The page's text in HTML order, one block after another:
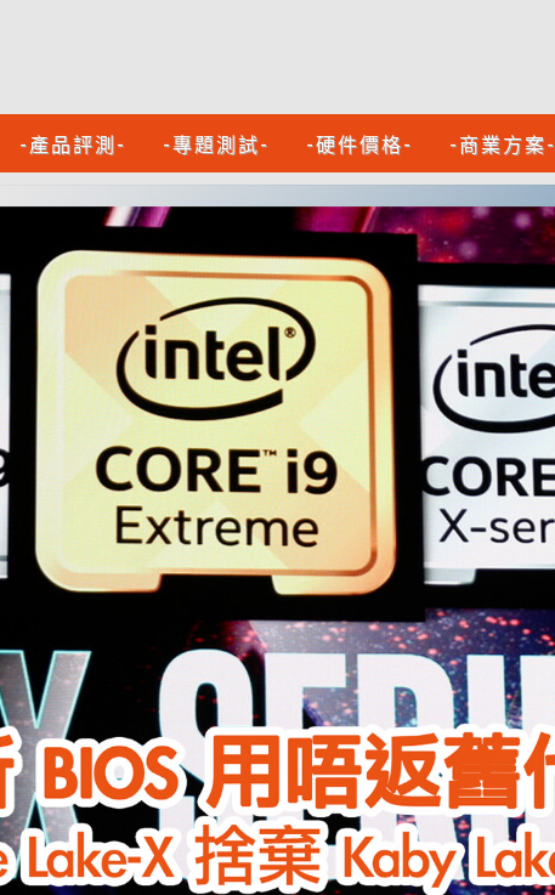
-產品評測- -專題測試- -硬件價格- -商業方案-